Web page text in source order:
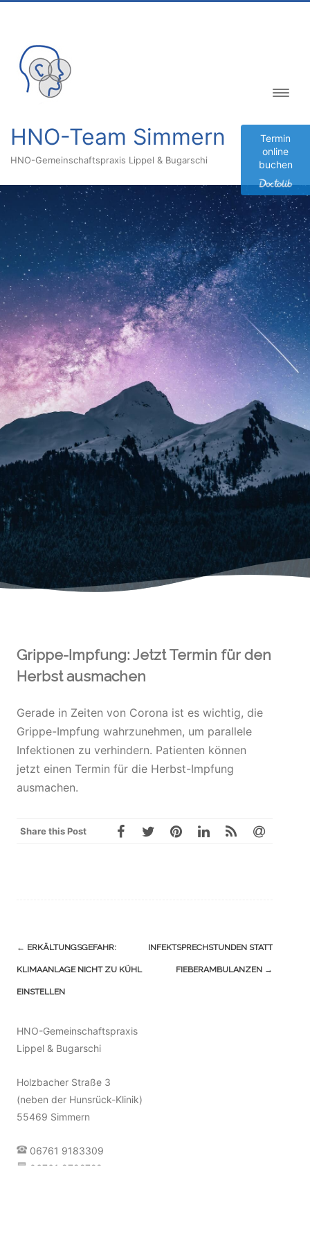
Termin
online
buchen
HNO-Team Simmern
HNO-Gemeinschaftspraxis Lippel & Bugarschi
Grippe-Impfung: Jetzt Termin für den
Herbst ausmachen
Gerade in Zeiten von Corona ist es wichtig, die
Grippe-Impfung wahrzunehmen, um parallele
Infektionen zu verhindern. Patienten können
jetzt einen Termin für die Herbst-Impfung
ausmachen.
Share this Post
Navigation
(Beiträge)
← ERKÄLTUNGSGEFAHR:
KLIMAANLAGE NICHT ZU KÜHL
EINSTELLEN
INFEKTSPRECHSTUNDEN STATT
FIEBERAMBULANZEN →
HNO-Gemeinschaftspraxis
Lippel & Bugarschi
Holzbacher Straße 3
(neben der Hunsrück-Klinik)
55469 Simmern
06761 9183309
06761 9792722